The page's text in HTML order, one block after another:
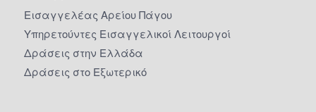
Εισαγγελέας Αρείου Πάγου
Υπηρετούντες Εισαγγελικοί Λειτουργοί
Δράσεις στην Ελλάδα
Δράσεις στο Εξωτερικό